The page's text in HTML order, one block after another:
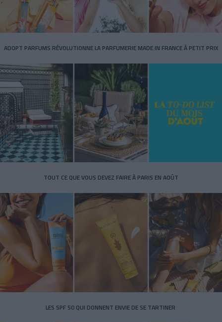
ADOPT PARFUMS RÉVOLUTIONNE LA PARFUMERIE MADE IN FRANCE À PETIT PRIX
TOUT CE QUE VOUS DEVEZ FAIRE À PARIS EN AOÛT
LES SPF 50 QUI DONNENT ENVIE DE SE TARTINER